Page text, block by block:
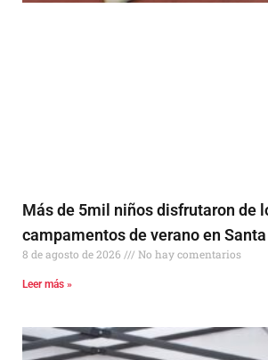
Más de 5mil niños disfrutaron de
campamentos de verano en
8 de agosto de 2026 No hay comentarios
Leer más »